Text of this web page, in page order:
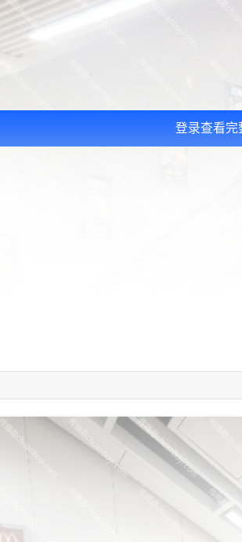
登录查看完